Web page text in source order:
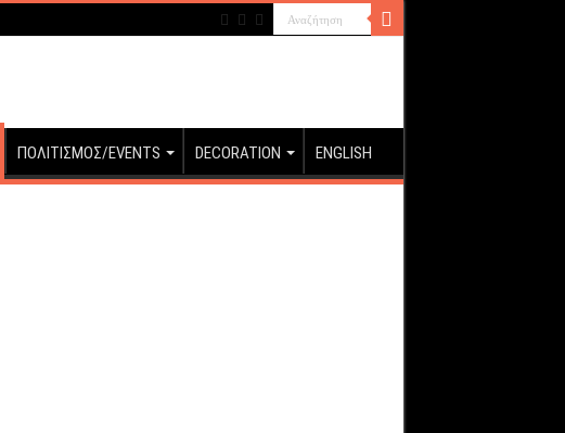
ΠΟΛΙΤΙΣΜΟΣ/EVENTS DECORATION ENGLISH